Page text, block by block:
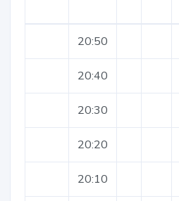
20:50
20:40
20:30
20:20
20:10